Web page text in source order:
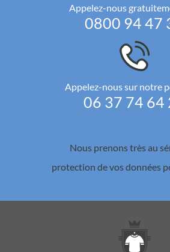
Appelez-nous
0800 94 47
Appelez-nous sur notre
06 37 74 64
Nous prenons très au
protection de vos données